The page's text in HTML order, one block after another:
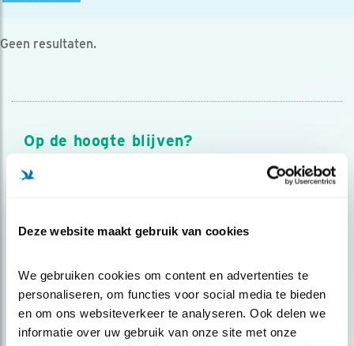
Deze website maakt gebruik van cookies
We gebruiken cookies om content en advertenties te
personaliseren, om functies voor social media te bieden
en om ons websiteverkeer te analyseren. Ook delen we
informatie over uw gebruik van onze site met onze
Geen resultaten.
Op de hoogte blijven?
Meld je aan en ontvang nieuws, inspiratie, acties en tips
over vogels en activiteiten van Vogelbescherming.